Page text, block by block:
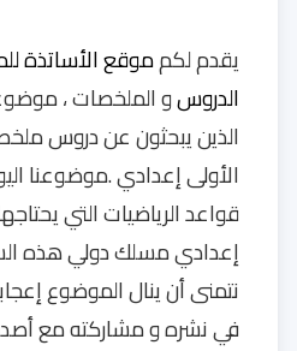
يقدم لكمموقع الأساتذة
الدروسو الملخصات ،
الذين يبحثون عن دروس
الأولى إعدادي .موضوعنا
قواعد الرياضيات التي
إعدادي مسلك دولي هذه
نتمنى أن ينال الموضوع
في نشره و مشاركته مع